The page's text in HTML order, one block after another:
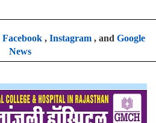
Facebook, Instagram, and Google
News